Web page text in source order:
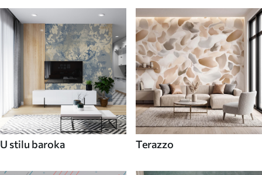
U stilu baroka Terazzo